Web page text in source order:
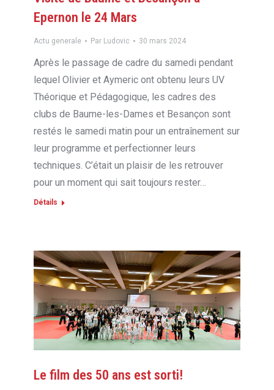
Epernon le 24 Mars
Actu generale Par Ludovic 30 mars 2024
Après le passage de cadre du samedi pendant
lequel Olivier et Aymeric ont obtenu leurs UV
Théorique et Pédagogique, les cadres des
clubs de Baume-les-Dames et Besançon sont
restés le samedi matin pour un entraînement sur
leur programme et perfectionner leurs
techniques. C’était un plaisir de les retrouver
pour un moment qui sait toujours rester…
Détails
Le film des 50 ans est sorti!